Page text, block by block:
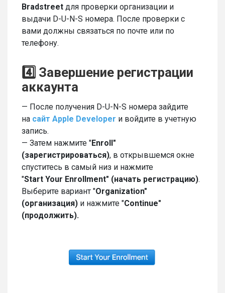
Bradstreet для проверки организации и
выдачи D-U-N-S номера. После проверки с
вами должны связаться по почте или по
телефону.
4️⃣ Завершение регистрации
аккаунта
— После получения D-U-N-S номера зайдите
на сайт Apple Developer и войдите в учетную
запись.
— Затем нажмите "Enroll"
(зарегистрироваться), в открывшемся окне
спуститесь в самый низ и нажмите
"Start Your Enrollment" (начать регистрацию).
Выберите вариант "Organization"
(организация) и нажмите "Continue"
(продолжить).